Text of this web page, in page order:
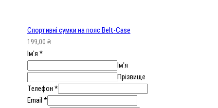
Спортивні сумки на пояс Belt-Case
199,00 ₴
Ім'я *
Ім'я
Прізвище
Телефон *
Email *